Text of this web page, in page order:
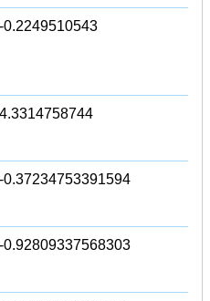
-0.2249510543
4.3314758744
-0.37234753391594
-0.92809337568303